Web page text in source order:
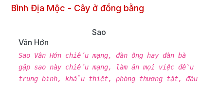
Bình Địa Mộc - Cây ở đồng bằng
Sao
Vân Hớn
Sao Vân Hớn chiếu mạng, đàn ông hay đàn bà
gặp sao này chiếu mạng, làm ăn mọi việc đều
trung bình, khẩu thiệt, phòng thương tật, đâu